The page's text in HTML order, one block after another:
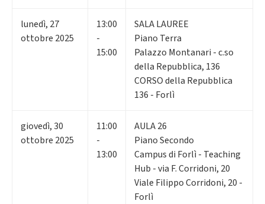
lunedì, 27
ottobre 2025
13:00
-
15:00
SALA LAUREE
Piano Terra
Palazzo Montanari - c.so
della Repubblica, 136
CORSO della Repubblica
136 - Forlì
giovedì,30
ottobre 2025
11:00
-
13:00
AULA 26
Piano Secondo
Campus di Forlì - Teaching
Hub - via F. Corridoni, 20
Viale Filippo Corridoni, 20 -
Forlì